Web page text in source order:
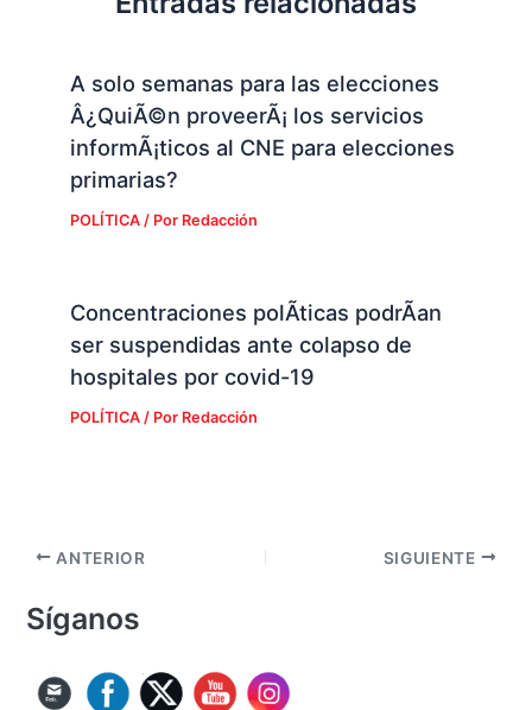
A solo semanas para las elecciones
Â¿QuiÃ©n proveerÃ¡ los servicios
informÃ¡ticos al CNE para elecciones
primarias?
POLÍTICA/ Por Redacción
Concentraciones polÃ­ticas podrÃ­an
ser suspendidas ante colapso de
hospitales por covid-19
POLÍTICA/ Por Redacción
ANTERIOR SIGUIENTE
Síganos